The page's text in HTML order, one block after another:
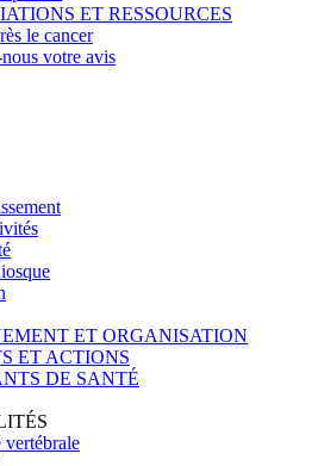
ET RESSOURCES
le cancer
votre avis
ET ORGANISATION
ET ACTIONS
DE SANTÉ
vertébrale